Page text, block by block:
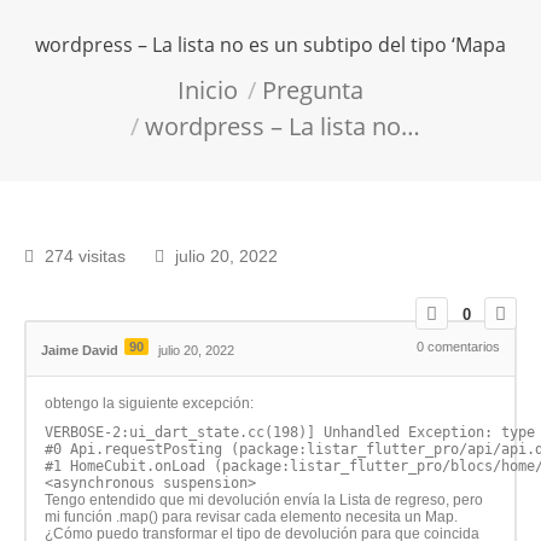
wordpress – La lista no es un subtipo del tipo ‘Mapa
Inicio
Pregunta
wordpress – La lista no…
274 visitas julio 20, 2022
0
Jaime David 90 julio 20, 2022 0 comentarios
obtengo la siguiente excepción:
VERBOSE-2:ui_dart_state.cc(198)] Unhandled Exception:
#0 Api.requestPosting (package:listar_flutter_pro/api/
#1 HomeCubit.onLoad (package:listar_flutter_pro/blocs/
Tengo entendido que mi devolución envía la Lista de regreso, pero
mi función .map() para revisar cada elemento necesita un Map.
¿Cómo puedo transformar el tipo de devolución para que coincida